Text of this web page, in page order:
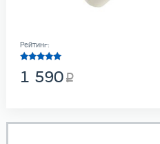
Рейтинг:
1 590